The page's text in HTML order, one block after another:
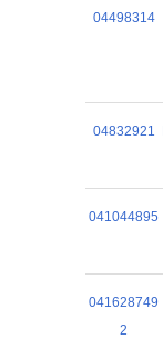
04498314
04832921
041044895
041628749
2